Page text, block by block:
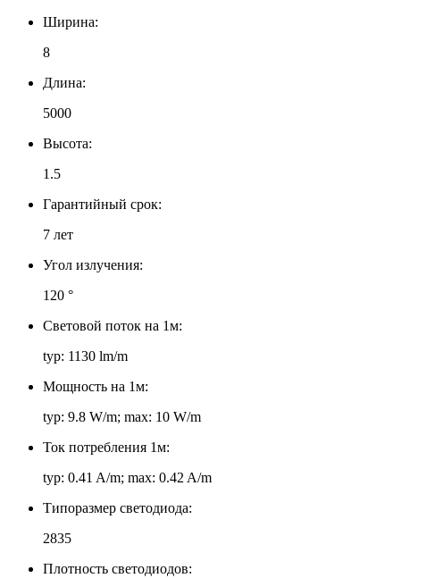
Ширина:
8
Длина:
5000
Высота:
1.5
Гарантийный срок:
7 лет
Угол излучения:
120 °
Световой поток на 1м:
typ: 1130 lm/m
Мощность на 1м:
typ: 9.8 W/m; max: 10 W/m
Ток потребления 1м:
typ: 0.41 A/m; max: 0.42 A/m
Типоразмер светодиода:
2835
Плотность светодиодов: